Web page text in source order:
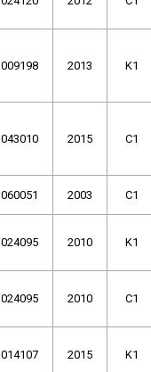
009198 2013 K1
043010 2015 C1
060051 2003 C1
024095 2010 K1
024095 2010 C1
014107 2015 K1